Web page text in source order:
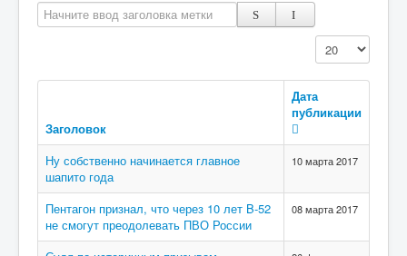
Контакты
Начните ввод заголовка метки
Кол-во строк:
Заголовок
Дата
публикации
Ну собственно начинается главное
шапито года
10 марта 2017
Пентагон признал, что через 10 лет B-52
не смогут преодолевать ПВО России
08 марта 2017